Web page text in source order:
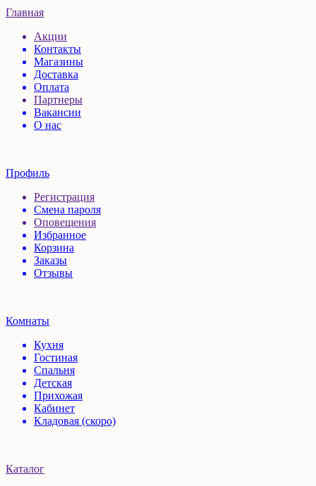
Главная
Акции
Контакты
Магазины
Доставка
Оплата
Партнеры
Вакансии
О нас
Профиль
Регистрация
Смена пароля
Оповещения
Избранное
Корзина
Заказы
Отзывы
Комнаты
Кухня
Гостиная
Спальня
Детская
Прихожая
Кабинет
Кладовая (скоро)
Каталог